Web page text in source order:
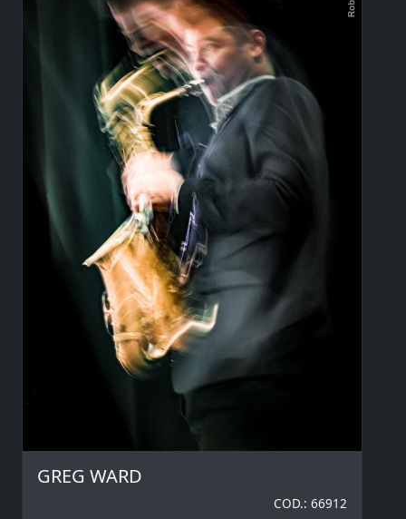
GREG WARD
COD.: 66912